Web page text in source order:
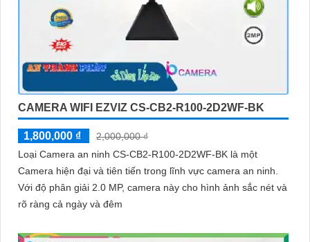
CAMERA WIFI EZVIZ CS-CB2-R100-2D2WF-BK
1,800,000 ₫
2,000,000 ₫
Loại Camera an ninh CS-CB2-R100-2D2WF-BK là một
Camera hiện đại và tiên tiến trong lĩnh vực camera an ninh.
Với độ phân giải 2.0 MP, camera này cho hình ảnh sắc nét và
rõ ràng cả ngày và đêm